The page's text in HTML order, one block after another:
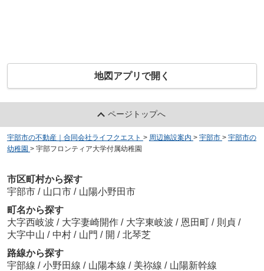
地図アプリで開く
ページトップへ
宇部市の不動産｜合同会社ライフクエスト > 周辺施設案内 > 宇部市 > 宇部市の
幼稚園 > 宇部フロンティア大学付属幼稚園
市区町村から探す
宇部市 / 山口市 / 山陽小野田市
町名から探す
大字西岐波 / 大字妻崎開作 / 大字東岐波 / 恩田町 / 則貞 /
大字中山 / 中村 / 山門 / 開 / 北琴芝
路線から探す
宇部線 / 小野田線 / 山陽本線 / 美祢線 / 山陽新幹線